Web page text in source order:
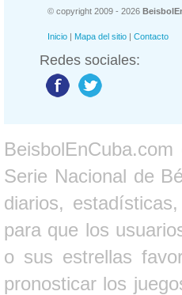
© copyright 2009 - 2026
Inicio | Mapa del sitio | Contacto
Redes sociales:
Serie Nacional de
diarios,
para que los
o sus estrellas
pronosticar los